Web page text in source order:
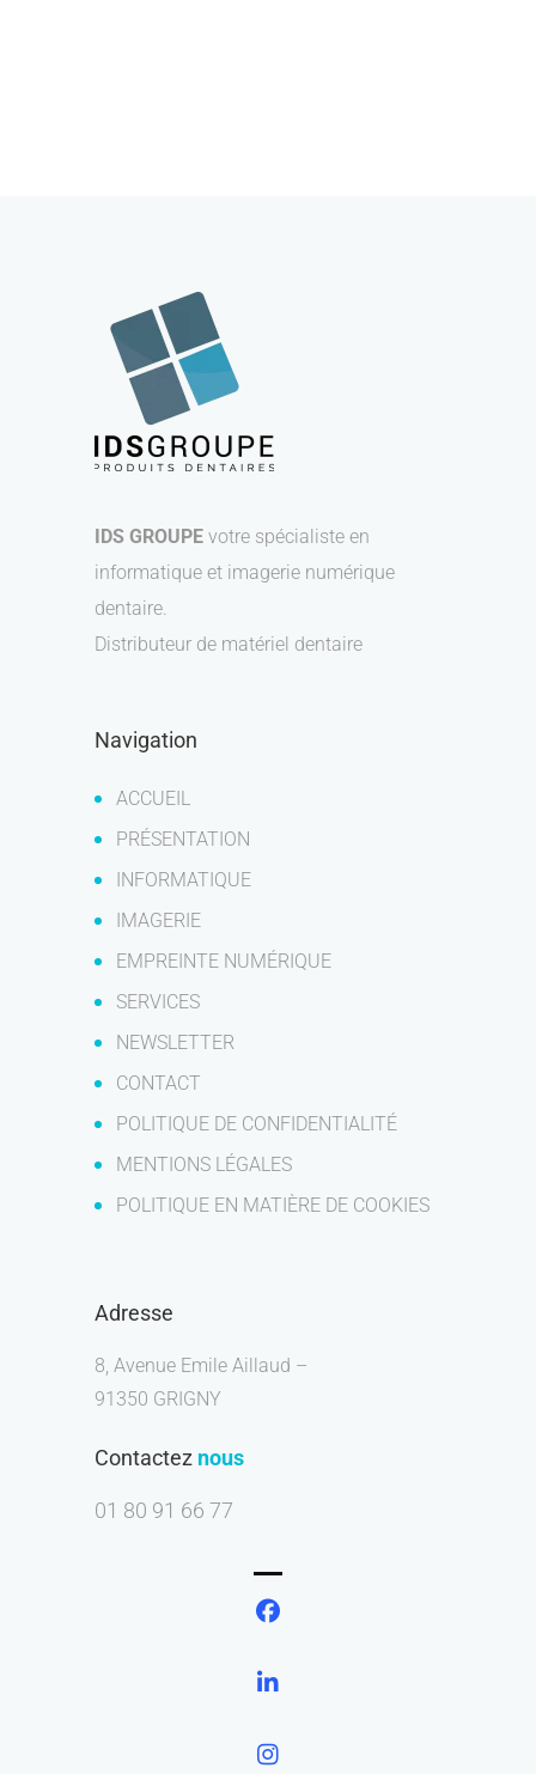
IDS GROUPE votre spécialiste en
informatique et imagerie numérique
dentaire.
Distributeur de matériel dentaire
Navigation
ACCUEIL
PRÉSENTATION
INFORMATIQUE
IMAGERIE
EMPREINTE NUMÉRIQUE
SERVICES
NEWSLETTER
CONTACT
POLITIQUE DE CONFIDENTIALITÉ
MENTIONS LÉGALES
POLITIQUE EN MATIÈRE DE COOKIES
Adresse
8, Avenue Emile Aillaud –
91350 GRIGNY
Contactez nous
01 80 91 66 77